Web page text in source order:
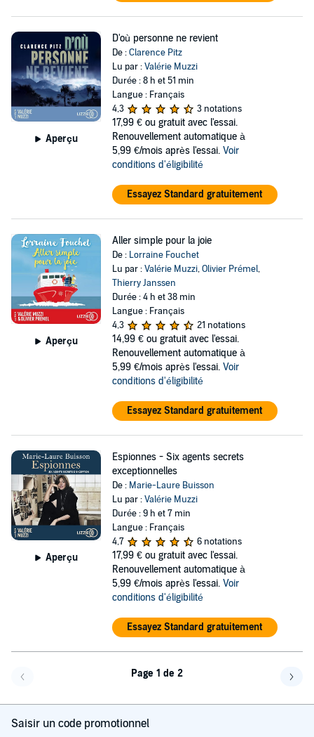
Aperçu
D'où personne ne revient
De :Clarence Pitz
Lu par :Valérie Muzzi
Durée : 8 h et 51 min
Langue : Français
4,3
3 notations
17,99 € ou gratuit avec l'essai.
Renouvellement automatique à
5,99 €/mois après l'essai. Voir
conditions d'éligibilité
Essayez Standard gratuitement
Aperçu
Aller simple pour la joie
De : Lorraine Fouchet
Lu par :Valérie Muzzi,Olivier Prémel,
Thierry Janssen
Durée : 4 h et 38 min
Langue : Français
4,3
21 notations
14,99 € ou gratuit avec l'essai.
Renouvellement automatique à
5,99 €/mois après l'essai. Voir
conditions d'éligibilité
Essayez Standard gratuitement
Aperçu
Espionnes - Six agents secrets
exceptionnelles
De : Marie-Laure Buisson
Lu par :Valérie Muzzi
Durée : 9 h et 7 min
Langue : Français
4,7
6 notations
17,99 € ou gratuit avec l'essai.
Renouvellement automatique à
5,99 €/mois après l'essai. Voir
conditions d'éligibilité
Essayez Standard gratuitement
Page 1 de 2
Saisir un code promotionnel